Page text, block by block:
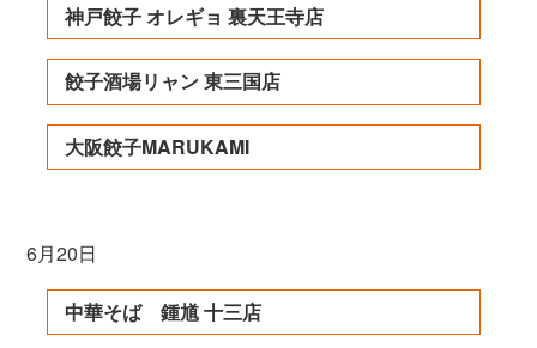
神戸餃子 オレギョ 裏天王寺店
餃子酒場リャン 東三国店
大阪餃子MARUKAMI
6月20日
中華そば 鍾馗 十三店